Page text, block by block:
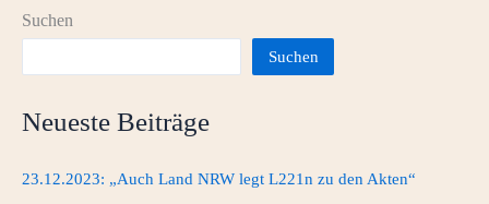
Brander
Wochenmarkt
Suchen
Suchen
Neueste Beiträge
23.12.2023: „Auch Land NRW legt L221n zu den Akten“